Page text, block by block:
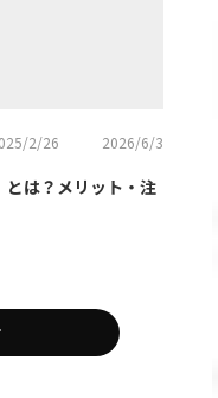
2/26 2026/6/3
とは？メリット・注